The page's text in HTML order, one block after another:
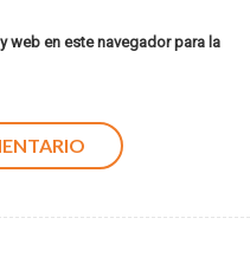
web en este navegador para la